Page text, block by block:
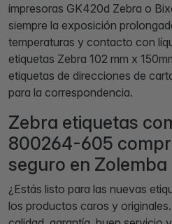
impresoras GK420d Zebra o
siempre la exposición
temperaturas y contacto con
etiquetas Zebra 102 mm x
etiquetas de direcciones de
para la correspondencia.
Zebra etiquetas
800264-605
seguro en Zolemba
¿Estás listo para las nuevas
los productos caros y